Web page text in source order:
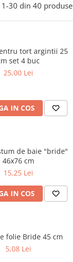
1-30 din 40 produse
tort argintii 25
set 4 buc
25,00 Lei
IN COS
de baie "bride"
46x76 cm
15,25 Lei
IN COS
folie Bride 45 cm
5,08 Lei